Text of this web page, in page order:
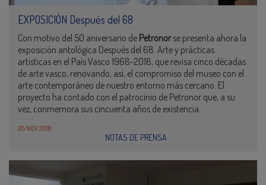
EXPOSICIÓN Después del 68
Con motivo del 50 aniversario de Petronorse presenta ahora la
exposición antológica Después del 68. Arte y prácticas
artísticas en el País Vasco 1968-2018, que revisa cinco décadas
de arte vasco, renovando, así, el compromiso del museo con el
arte contemporáneo de nuestro entorno más cercano. El
proyecto ha contado con el patrocinio de Petronor que, a su
vez, conmemora sus cincuenta años de existencia.
05 NOV 2018
NOTAS DE PRENSA